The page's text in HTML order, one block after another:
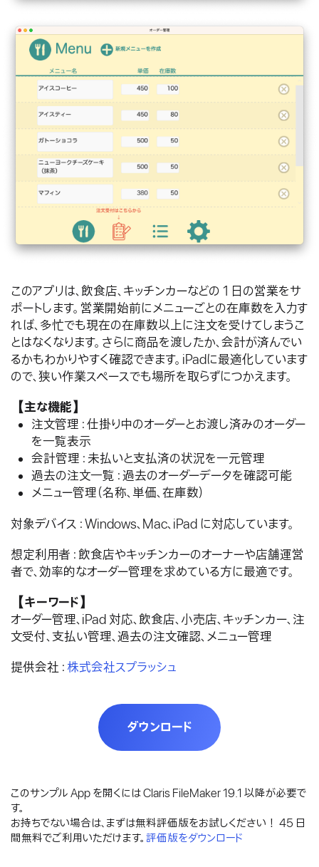
このアプリは、飲食店、キッチンカーなどの 1 日の営業をサ
ポートします。営業開始前にメニューごとの在庫数を入力す
れば、多忙でも現在の在庫数以上に注文を受けてしまうこ
とはなくなります。さらに商品を渡したか、会計が済んでい
るかもわかりやすく確認できます。iPadに最適化しています
ので、狭い作業スペースでも場所を取らずにつかえます。
【主な機能】
注文管理：仕掛り中のオーダーとお渡し済みのオーダー
を一覧表示
会計管理：未払いと支払済の状況を一元管理
過去の注文一覧：過去のオーダーデータを確認可能
メニュー管理（名称、単価、在庫数）
対象デバイス：Windows、Mac、iPad に対応しています。
想定利用者：飲食店やキッチンカーのオーナーや店舗運営
者で、効率的なオーダー管理を求めている方に最適です。
【キーワード】
オーダー管理、iPad 対応、飲食店、小売店、キッチンカー、注
文受付、支払い管理、過去の注文確認、メニュー管理
提供会社： 株式会社スプラッシュ
ダウンロード
このサンプル App を開くには Claris FileMaker 19.1 以降が必要で
す。
お持ちでない場合は、まずは無料評価版をお試しください！ 45 日
間無料でご利用いただけます。 評価版をダウンロード